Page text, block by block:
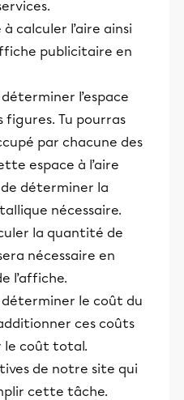
calculer l’aire ainsi
publicitaire en
l’espace
figures. Tu pourras
par chacune des
espace à l’aire
déterminer la
nécessaire.
la quantité de
nécessaire en
l’affiche.
le coût du
ces coûts
le coût total.
de notre site qui
cette tâche.